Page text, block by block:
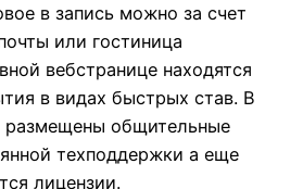
в запись можно за счет
или гостиница
вебстранице находятся
в видах быстрых став. В
размещены общительные
техподдержки а еще
лицензии.